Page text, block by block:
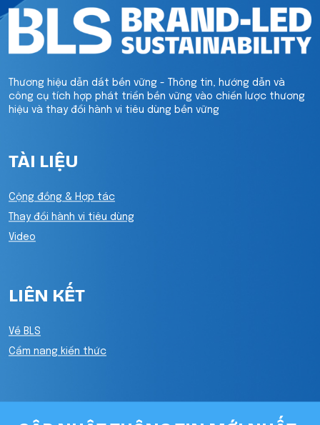
Thương hiệu dẫn dắt bền vững - Thông tin, hướng dẫn và
công cụ tích hợp phát triển bền vững vào chiến lược thương
hiệu và thay đổi hành vi tiêu dùng bền vững
TÀI LIỆU
Cộng đồng & Hợp tác
Thay đổi hành vi tiêu dùng
Video
LIÊN KẾT
Về BLS
Cẩm nang kiến thức